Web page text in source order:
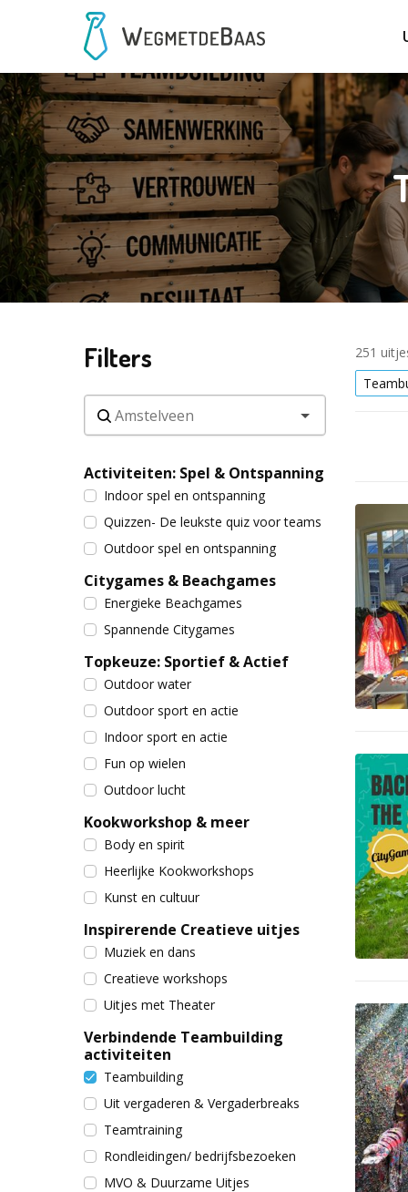
Filters
Activiteiten: Spel & Ontspanning
Indoor spel en ontspanning
Quizzen- De leukste quiz voor teams
Outdoor spel en ontspanning
Citygames & Beachgames
Energieke Beachgames
Spannende Citygames
Topkeuze: Sportief & Actief
Outdoor water
Outdoor sport en actie
Indoor sport en actie
Fun op wielen
Outdoor lucht
Kookworkshop & meer
Body en spirit
Heerlijke Kookworkshops
Kunst en cultuur
Inspirerende Creatieve uitjes
Muziek en dans
Creatieve workshops
Uitjes met Theater
Verbindende Teambuilding
activiteiten
Teambuilding
Uit vergaderen & Vergaderbreaks
Teamtraining
Rondleidingen/ bedrijfsbezoeken
MVO & Duurzame Uitjes
251